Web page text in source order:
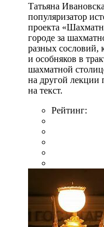
Татьяна
популяризатор
проекта
городе за
разных сословий,
и особняков в
шахматной
на другой
на текст.
Рейтинг: